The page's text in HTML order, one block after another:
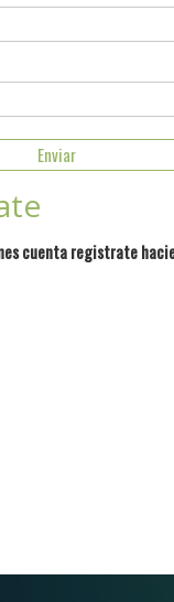
cuenta registrate